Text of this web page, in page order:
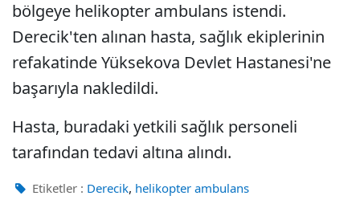
bölgeye helikopter ambulans istendi.
Derecik'ten alınan hasta, sağlık ekiplerinin
refakatinde Yüksekova Devlet Hastanesi'ne
başarıyla nakledildi.
Hasta, buradaki yetkili sağlık personeli
tarafından tedavi altına alındı.
Etiketler : Derecik, helikopter ambulans